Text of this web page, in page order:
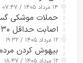
۱۴ مرداد ۱۴۰۵ / ۰۷:۴۷
حملات موشکی
اصابت حداقل ۳۰ موشک بالستیک+ ویدیو
۱۲ مرداد ۱۴۰۵ / ۱۹:۳۲
بیهوش کردن
۱۲ مرداد ۱۴۰۵ / ۱۸:۴۷